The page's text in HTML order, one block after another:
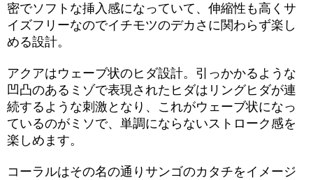
密でソフトな挿入感になっていて、伸縮性も高くサ
イズフリーなのでイチモツのデカさに関わらず楽し
める設計。
アクアはウェーブ状のヒダ設計。引っかかるような
凹凸のあるミゾで表現されたヒダはリングヒダが連
続するような刺激となり、これがウェーブ状になっ
ているのがミソで、単調にならないストローク感を
楽しめます。
コーラルはその名の通りサンゴのカタチをイメージ